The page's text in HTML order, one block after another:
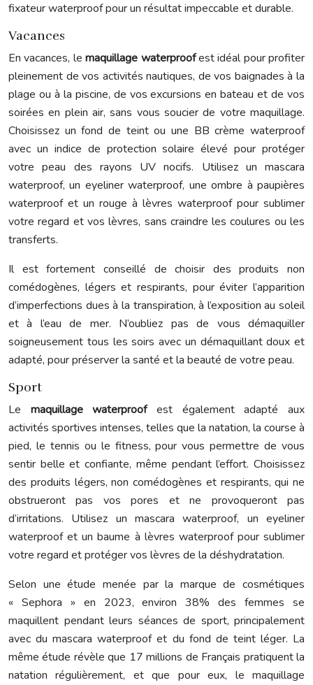
fixateur waterproof pour un résultat impeccable et durable.
Vacances
En vacances, lemaquillage waterproofest idéal pour profiter
pleinement de vos activités nautiques, de vos baignades à la
plage ou à la piscine, de vos excursions en bateau et de vos
soirées en plein air, sans vous soucier de votre maquillage.
Choisissez un fond de teint ou une BB crème waterproof
avec un indice de protection solaire élevé pour protéger
votre peau des rayons UV nocifs. Utilisez un mascara
waterproof, un eyeliner waterproof, une ombre à paupières
waterproof et un rouge à lèvres waterproof pour sublimer
votre regard et vos lèvres, sans craindre les coulures ou les
transferts.
Il est fortement conseillé de choisir des produits non
comédogènes, légers et respirants, pour éviter l’apparition
d’imperfections dues à la transpiration, à l’exposition au soleil
et à l’eau de mer. N’oubliez pas de vous démaquiller
soigneusement tous les soirs avec un démaquillant doux et
adapté, pour préserver la santé et la beauté de votre peau.
Sport
Le maquillage waterproofest également adapté aux
activités sportives intenses, telles que la natation, la course à
pied, le tennis ou le fitness, pour vous permettre de vous
sentir belle et confiante, même pendant l’effort. Choisissez
des produits légers, non comédogènes et respirants, qui ne
obstrueront pas vos pores et ne provoqueront pas
d’irritations. Utilisez un mascara waterproof, un eyeliner
waterproof et un baume à lèvres waterproof pour sublimer
votre regard et protéger vos lèvres de la déshydratation.
Selon une étude menée par la marque de cosmétiques
« Sephora » en 2023, environ 38% des femmes se
maquillent pendant leurs séances de sport, principalement
avec du mascara waterproof et du fond de teint léger. La
même étude révèle que 17 millions de Français pratiquent la
natation régulièrement, et que pour eux, le maquillage